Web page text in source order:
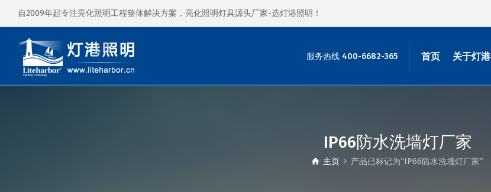
自2009年起专注亮化照明工程整体解决方案，亮化照明灯具源头厂家-选灯港照明！
服务热线 400-6682-365 首页 关于灯港
IP66防水洗墙灯厂家
主页 产品已标记为“IP66防水洗墙灯厂家”